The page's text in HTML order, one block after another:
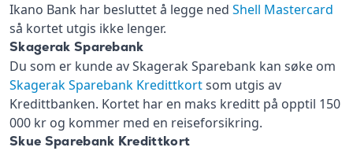
Ikano Bank har besluttet å legge ned Shell Mastercard
så kortet utgis ikke lenger.
Skagerak Sparebank
Du som er kunde av Skagerak Sparebank kan søke om
Skagerak Sparebank Kredittkortsom utgis av
Kredittbanken. Kortet har en maks kreditt på opptil 150
000 kr og kommer med en reiseforsikring.
Skue Sparebank Kredittkort